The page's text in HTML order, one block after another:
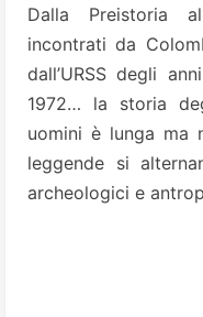
Dalla Preistoria
incontrati da
dall’URSS degli
1972… la storia
uomini è lunga ma
leggende si
archeologici e